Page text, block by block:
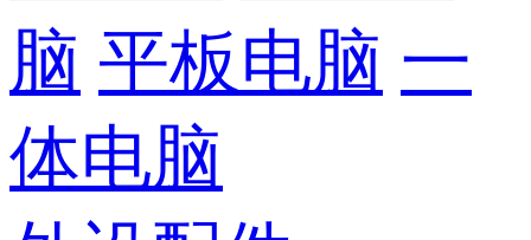
脑 平板电脑 一
体电脑